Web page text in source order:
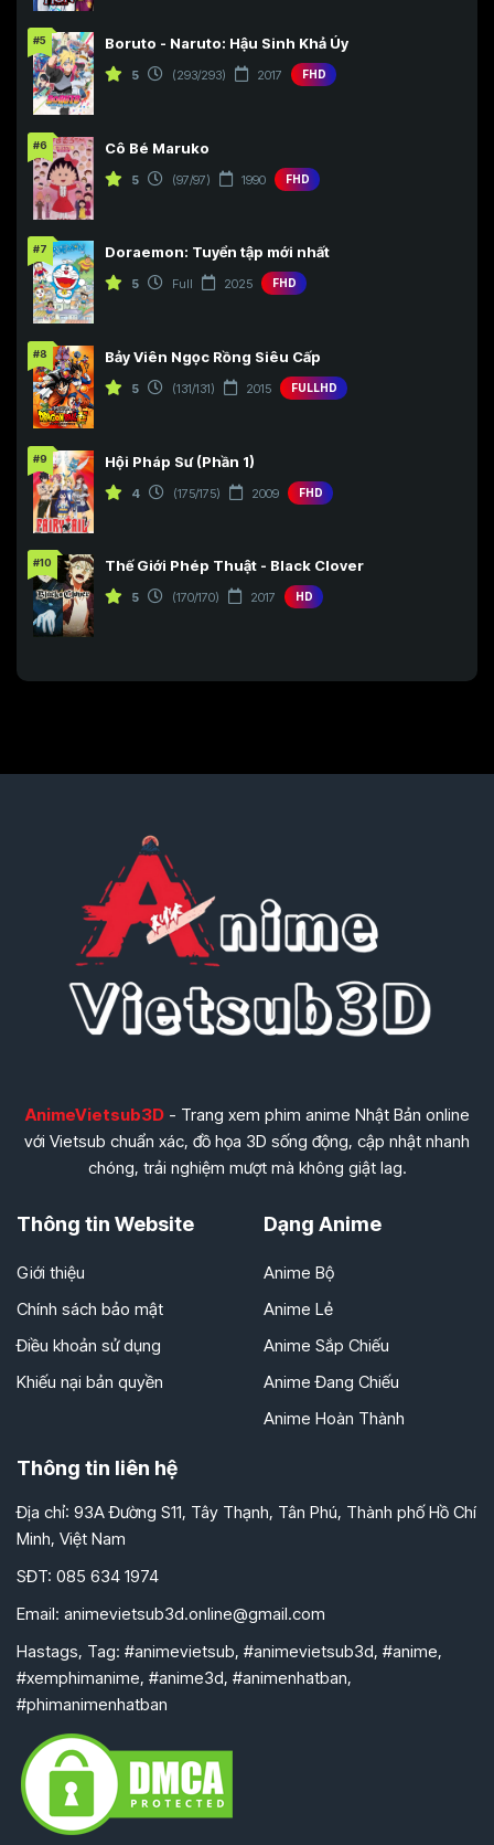
#5 Boruto - Naruto: Hậu Sinh Khả Úy
5 (293/293) 2017 FHD
#6 Cô Bé Maruko
5 (97/97) 1990 FHD
#7 Doraemon: Tuyển tập mới nhất
5 Full 2025 FHD
#8 Bảy Viên Ngọc Rồng Siêu Cấp
5 (131/131) 2015 FULLHD
#9 Hội Pháp Sư (Phần 1)
4 (175/175) 2009 FHD
#10 Thế Giới Phép Thuật - Black Clover
5 (170/170) 2017 HD
AnimeVietsub3D- Trang xem phim anime Nhật Bản online
với Vietsub chuẩn xác, đồ họa 3D sống động, cập nhật nhanh
chóng, trải nghiệm mượt mà không giật lag.
Thông tin Website
Giới thiệu
Chính sách bảo mật
Điều khoản sử dụng
Khiếu nại bản quyền
Dạng Anime
Anime Bộ
Anime Lẻ
Anime Sắp Chiếu
Anime Đang Chiếu
Anime Hoàn Thành
Thông tin liên hệ
Địa chỉ: 93A Đường S11, Tây Thạnh, Tân Phú, Thành phố Hồ Chí
Minh, Việt Nam
SĐT: 085 634 1974
Email: animevietsub3d.online@gmail.com
Hastags, Tag: #animevietsub, #animevietsub3d, #anime,
#xemphimanime, #anime3d, #animenhatban,
#phimanimenhatban